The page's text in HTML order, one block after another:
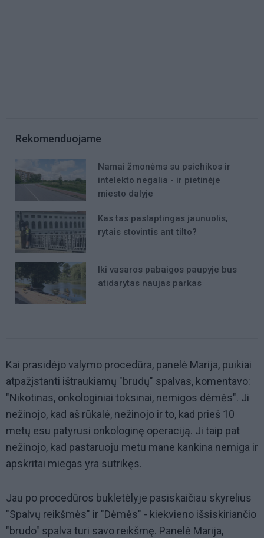
Rekomenduojame
Namai žmonėms su psichikos ir
intelekto negalia - ir pietinėje
miesto dalyje
Kas tas paslaptingas jaunuolis,
rytais stovintis ant tilto?
Iki vasaros pabaigos paupyje bus
atidarytas naujas parkas
Kai prasidėjo valymo procedūra, panelė Marija, puikiai
atpažįstanti ištraukiamų "brudų" spalvas, komentavo:
"Nikotinas, onkologiniai toksinai, nemigos dėmės". Ji
nežinojo, kad aš rūkalė, nežinojo ir to, kad prieš 10
metų esu patyrusi onkologinę operaciją. Ji taip pat
nežinojo, kad pastaruoju metu mane kankina nemiga ir
apskritai miegas yra sutrikęs.
Jau po procedūros bukletėlyje pasiskaičiau skyrelius
"Spalvų reikšmės" ir "Dėmės" - kiekvieno išsiskiriančio
"brudo" spalva turi savo reikšmę. Panelė Marija,